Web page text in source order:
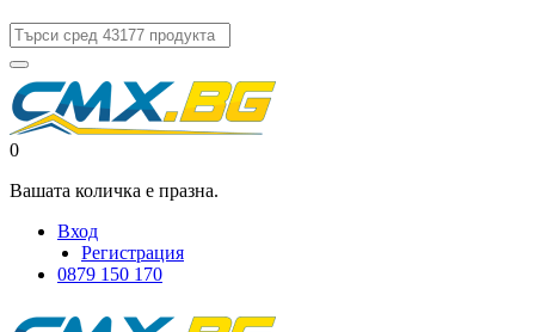
0
Вашата количка е празна.
Вход
Регистрация
0879 150 170